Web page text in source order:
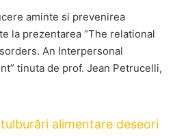
aminte si prevenirea
la prezentarea “The relational
An Interpersonal
tinuta de prof. Jean Petrucelli,
alimentare deseori